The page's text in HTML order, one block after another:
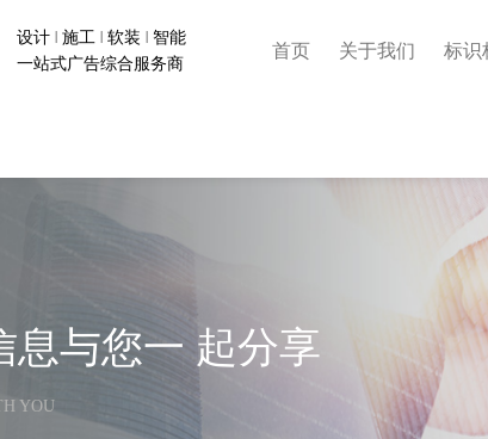
设计 | 施工 | 软装 | 智能
一站式广告综合服务商
首页 关于我们 标识
息与您一 起分享
YOU